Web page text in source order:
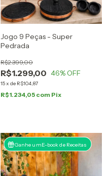
Jogo 9 Peças - Super
Pedrada
R$1.299,00
R$2.399,00
46% OFF
15x de R$104,87
R$1.234,05 com Pix
Ganhe um E-book de Receitas